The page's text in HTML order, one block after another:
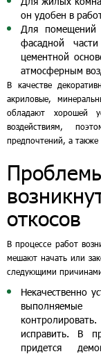
он удобен в
Для помещений
фасадной
цементной
атмосферным
В качестве
акриловые,
обладают хорошей
воздействиям,
предпочтений, а также
откосов
В процессе работ
мешают начать или
следующими
Некачественно
исправить. В
придется